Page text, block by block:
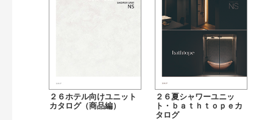
カタログ一覧＆使い方（8）
玄関ドア・引戸（5）
トイレ（2）
太陽光発電・屋根・外壁（1）
発行年で検索
２６ホテル向けユニット
カタログ（商品編）
２６夏シャワーユニッ
ト・ｂａｔｈｔｏｐｅカ
タログ